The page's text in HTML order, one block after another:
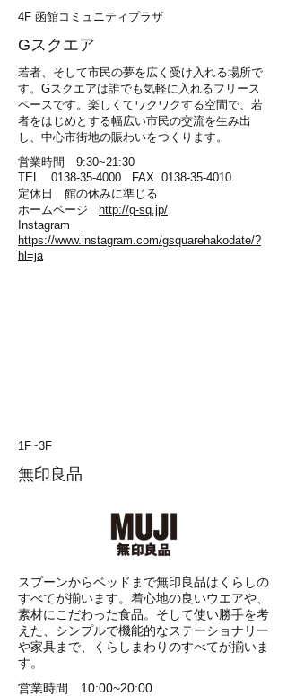
4F 函館コミュニティプラザ
​Gスクエア
若者、そして市民の夢を広く受け入れる場所で
す。Gスクエアは誰でも気軽に入れるフリース
ペースです。楽しくてワクワクする空間で、若
者をはじめとする幅広い市民の交流を生み出
し、中心市街地の賑わいをつくります。
営業時間 9:30~21:30
​TEL 0138-35-4000 FAX 0138-35-4010
定休日 館の休みに準じる
​ホームページ
http://g-sq.jp/
Instagram
https://www.instagram.com/gsquarehakodate/?
hl=ja
1F~3F
無印良品
スプーンからベッドまで無印良品はくらしの
すべてが揃います。着心地の良いウエアや、
素材にこだわった食品。そして使い勝手を考
えた、シンプルで機能的なステーショナリー
や家具まで、くらしまわりのすべてが揃いま
す。
営業時間 10:00~20:00